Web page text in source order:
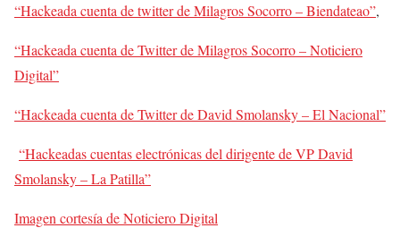
“Hackeada cuenta de twitter de Milagros Socorro – Biendateao”,
“Hackeada cuenta de Twitter de Milagros Socorro – Noticiero
Digital”
“Hackeada cuenta de Twitter de David Smolansky – El Nacional”
“Hackeadas cuentas electrónicas del dirigente de VP David
Smolansky – La Patilla”
Imagen cortesía de Noticiero Digital